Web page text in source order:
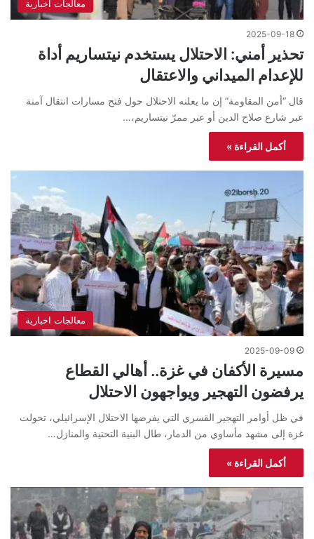
معالجات اخبارية
2025-09-18
تحذير أمني: الاحتلال يستخدم نيتساريم أداة
للإعدام الميداني والاعتقال
قال “أمن المقاومة” إن ما يعلنه الاحتلال حول فتح مسارات انتقال آمنة
عبر شارع صلاح الدين أو عبر ممرّ نيتساريم،…
أكمل القراءة »
معالجات اخبارية
2025-09-09
مسيرة الأكفان في غزة.. أهالي القطاع
يرفضون التهجير ويواجهون الاحتلال
في ظل أوامر التهجير القسري التي يفرضها الاحتلال الإسرائيلي، تحولت
غزة إلى مشهد مأساوي من الدمار، طال البنية التحتية والمنازل…
أكمل القراءة »